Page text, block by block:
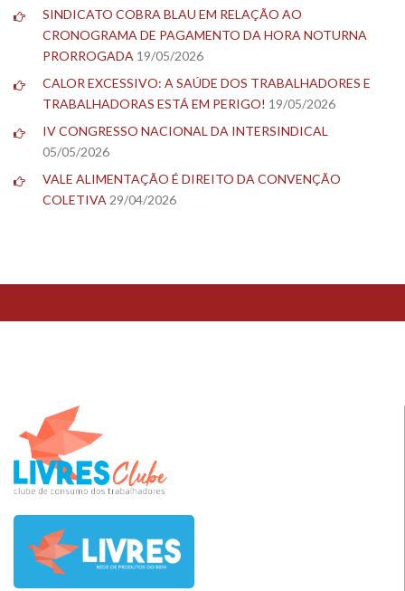
SINDICATO COBRA BLAU EM RELAÇÃO AO
CRONOGRAMA DE PAGAMENTO DA HORA NOTURNA
PRORROGADA 19/05/2026
CALOR EXCESSIVO: A SAÚDE DOS TRABALHADORES E
TRABALHADORAS ESTÁ EM PERIGO! 19/05/2026
IV CONGRESSO NACIONAL DA INTERSINDICAL
05/05/2026
VALE ALIMENTAÇÃO É DIREITO DA CONVENÇÃO
COLETIVA 29/04/2026
TESTE